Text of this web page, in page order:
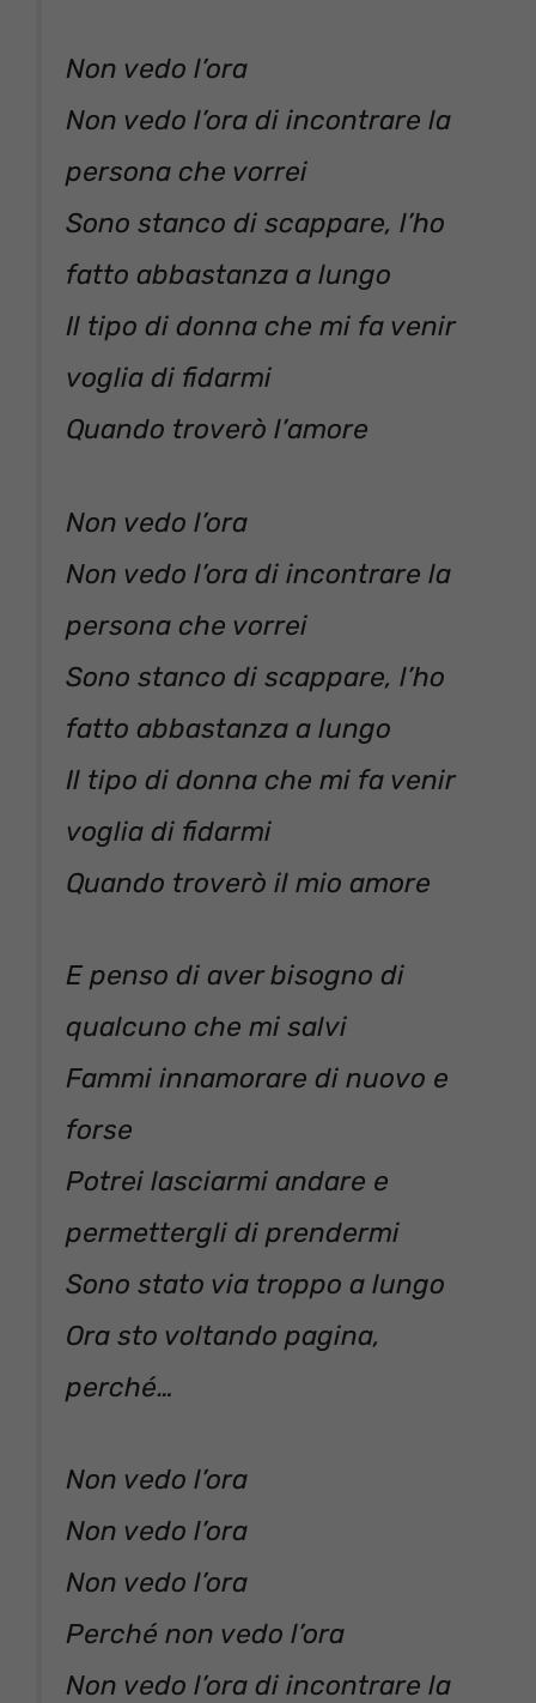
Non vedo l’ora
Non vedo l’ora di incontrare la
persona che vorrei
Sono stanco di scappare, l’ho
fatto abbastanza a lungo
Il tipo di donna che mi fa venir
voglia di fidarmi
Quando troverò l’amore
Non vedo l’ora
Non vedo l’ora di incontrare la
persona che vorrei
Sono stanco di scappare, l’ho
fatto abbastanza a lungo
Il tipo di donna che mi fa venir
voglia di fidarmi
Quando troverò il mio amore
E penso di aver bisogno di
qualcuno che mi salvi
Fammi innamorare di nuovo e
forse
Potrei lasciarmi andare e
permettergli di prendermi
Sono stato via troppo a lungo
Ora sto voltando pagina,
perché…
Non vedo l’ora
Non vedo l’ora
Non vedo l’ora
Perché non vedo l’ora
Non vedo l’ora di incontrare la